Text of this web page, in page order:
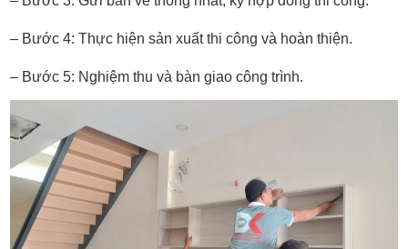
– Bước 4: Thực hiện sản xuất thi công và hoàn thiện.
– Bước 5: Nghiệm thu và bàn giao công trình.